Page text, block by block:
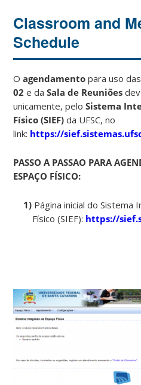
Classroom and
Schedule
Oagendamento para uso
02 e daSala de Reuniões
unicamente, peloSistema
Físico (SIEF) da UFSC, no
link: https://
PASSO A PASSAO PARA
ESPAÇO FÍSICO:
1) Página inicial do Sistema
Físico (SIEF): https://